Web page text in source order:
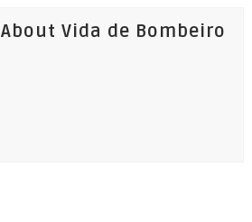
About Vida de Bombeiro